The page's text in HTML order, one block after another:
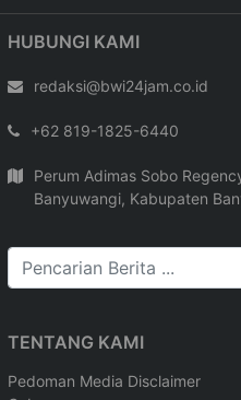
HUBUNGI KAMI
redaksi@bwi24jam.co.id
+62 819-1825-6440
Perum Adimas Sobo
Banyuwangi, Kabupaten
TENTANG KAMI
Pedoman Media Disclaimer